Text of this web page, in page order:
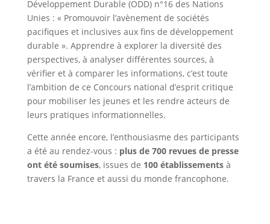
Développement Durable (ODD) n°16 des Nations
Unies : « Promouvoir l’avènement de sociétés
pacifiques et inclusives aux fins de développement
durable ». Apprendre à explorer la diversité des
perspectives, à analyser différentes sources, à
vérifier et à comparer les informations, c’est toute
l’ambition de ce Concours national d’esprit critique
pour mobiliser les jeunes et les rendre acteurs de
leurs pratiques informationnelles.
Cette année encore, l’enthousiasme des participants
a été au rendez-vous : plus de 700 revues de presse
ont été soumises, issues de 100 établissementsà
travers la France et aussi du monde francophone.